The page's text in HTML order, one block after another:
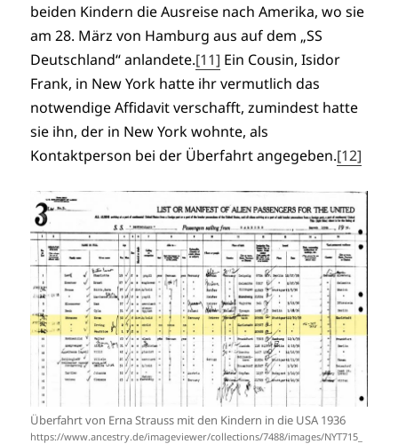
beiden Kindern die Ausreise nach Amerika, wo sie
am 28. März von Hamburg aus auf dem „SS
Deutschland“ anlandete.[11] Ein Cousin, Isidor
Frank, in New York hatte ihr vermutlich das
notwendige Affidavit verschafft, zumindest hatte
sie ihn, der in New York wohnte, als
Kontaktperson bei der Überfahrt angegeben.[12]
Überfahrt von Erna Strauss mit den Kindern in die USA 1936
https://www.ancestry.de/imageviewer/collections/7488/images/NYT715_